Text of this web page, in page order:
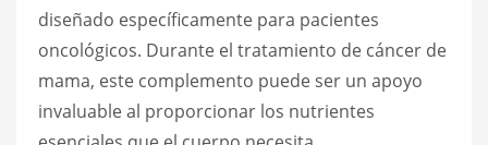
diseñado específicamente para pacientes
oncológicos. Durante el tratamiento de cáncer de
mama, este complemento puede ser un apoyo
invaluable al proporcionar los nutrientes